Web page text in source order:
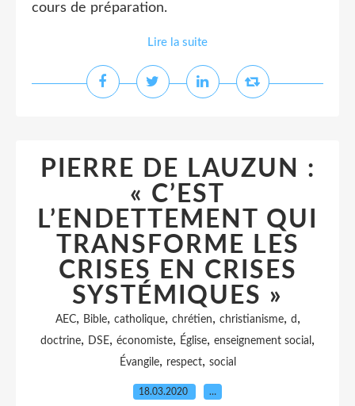
cours de préparation.
Lire la suite
PIERRE DE LAUZUN :
« C’EST
L’ENDETTEMENT QUI
TRANSFORME LES
CRISES EN CRISES
SYSTÉMIQUES »
AEC, Bible, catholique, chrétien, christianisme, d ,
doctrine, DSE, économiste, Église, enseignement social ,
Évangile, respect, social
18.03.2020 …